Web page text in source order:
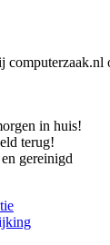
computerzaak.nl
in huis!
terug!
gereinigd